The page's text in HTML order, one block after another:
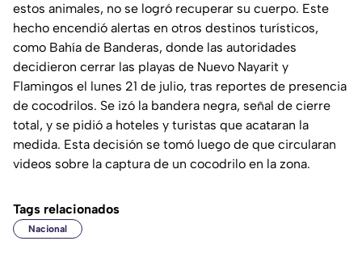
estos animales, no se logró recuperar su cuerpo. Este
hecho encendió alertas en otros destinos turísticos,
como Bahía de Banderas, donde las autoridades
decidieron cerrar las playas de Nuevo Nayarit y
Flamingos el lunes 21 de julio, tras reportes de presencia
de cocodrilos. Se izó la bandera negra, señal de cierre
total, y se pidió a hoteles y turistas que acataran la
medida. Esta decisión se tomó luego de que circularan
videos sobre la captura de un cocodrilo en la zona.
Tags relacionados
Nacional